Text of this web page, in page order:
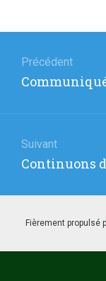
de
l’article
Précédent
Article
Suivant
Article
:
Continuons
Fièrement propulsé